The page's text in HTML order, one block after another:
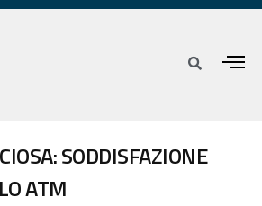
SODDISFAZIONE
ATM